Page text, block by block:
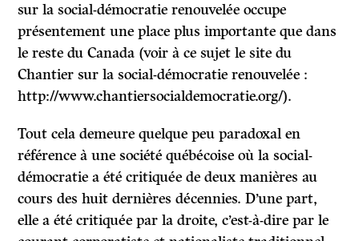
sur la social-démocratie renouvelée occupe
présentement une place plus importante que dans
le reste du Canada (voir à ce sujet le site du
Chantier sur la social-démocratie renouvelée :
http://www.chantiersocialdemocratie.org/).
Tout cela demeure quelque peu paradoxal en
référence à une société québécoise où la social-
démocratie a été critiquée de deux manières au
cours des huit dernières décennies. D’une part,
elle a été critiquée par la droite, c’est-à-dire par le